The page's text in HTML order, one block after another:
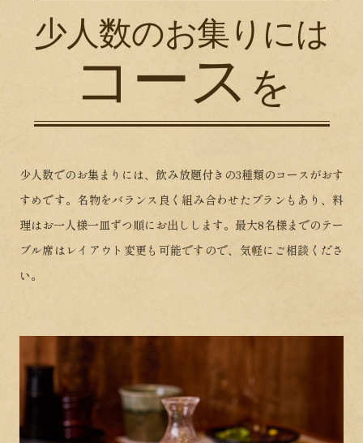
少人数のお集りには
コース を
少人数でのお集まりには、飲み放題付きの3種類のコースがおす
すめです。名物をバランス良く組み合わせたプランもあり、料
理はお一人様一皿ずつ順にお出しします。最大8名様までのテー
ブル席はレイアウト変更も可能ですので、気軽にご相談くださ
い。